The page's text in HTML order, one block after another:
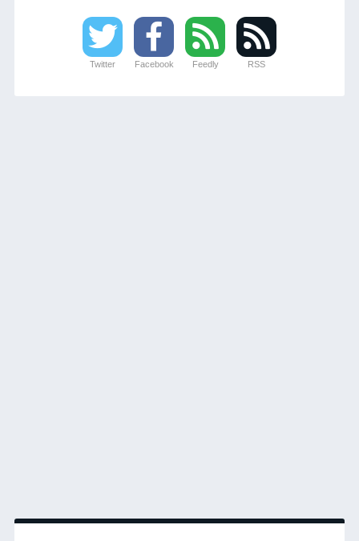
Twitter Facebook Feedly RSS